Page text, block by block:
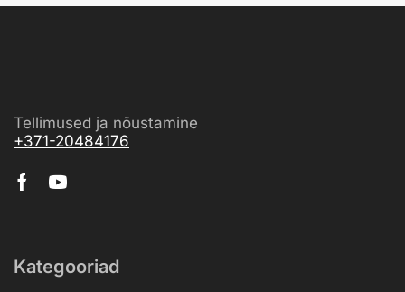
Tellimused ja nõustamine
+371-20484176
Kategooriad